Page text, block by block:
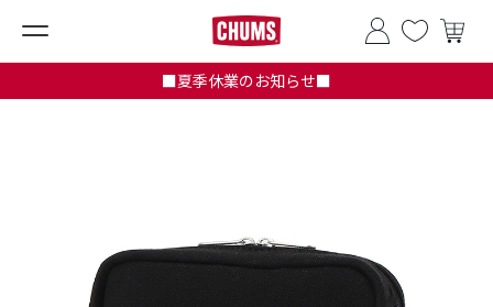
■夏季休業のお知らせ■